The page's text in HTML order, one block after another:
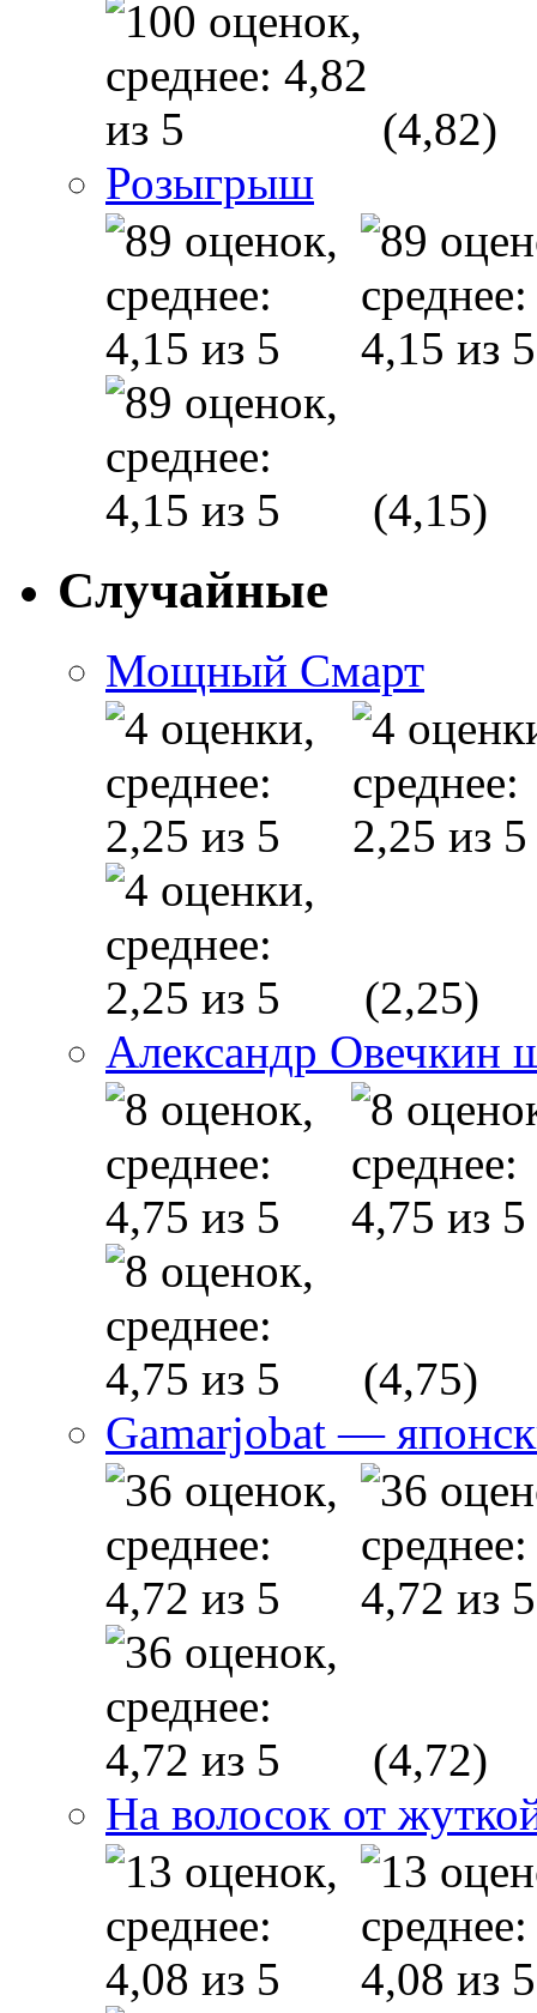
(4,82)
Розыгрыш
(4,15)
Случайные
Мощный Смарт
(2,25)
Александр Овечкин
(4,75)
Gamarjobat —
(4,72)
На волосок от